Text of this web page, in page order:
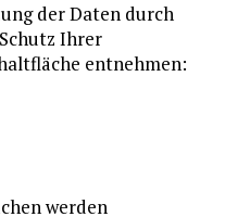
der Daten durch
Ihrer
entnehmen:
werden